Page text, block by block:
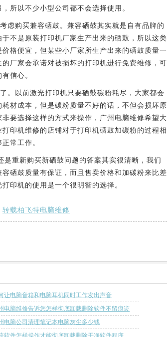
所以不少小型公司都不会选择使用。
购买兼容硒鼓。兼容硒鼓其实就是自有品牌的
不是原装打印机厂家生产出来的硒鼓，所以这类
格便宜，但某些小厂家所生产出来的硒鼓质量一
厂家会承诺对被损坏的打印机进行免费维修，可
信心。
以前激光打印机只要硒鼓碳粉耗尽，大家都会
材成本，但是碳粉质量不好的话，不但会损坏原
要选择这样的方式来操作，广州电脑维修希望大
印机维修的店铺对于打印机硒鼓加碳粉的过程相
常工作。
是重新购买新硒鼓问题的答案其实很清晰，我们
硒鼓质量有保证，而且售卖价格和加碳粉来比差
印机的使用是一个很明智的选择。
转载柏飞特电脑维修
让电脑音箱和电脑耳机同时工作发出声音
电脑维修告诉您怎样彻底卸载删除软件不留痕迹
电脑公司清理笔记本电脑灰尘多少钱
软件怎样操作才能彻底卸载删除干净软件程序